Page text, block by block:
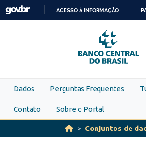
Skip to main content
PARA
O
CONTEÚDO
ACESSO À INFORMAÇÃO
Dados Perguntas Frequentes
Contato Sobre o Portal
Conjuntos de